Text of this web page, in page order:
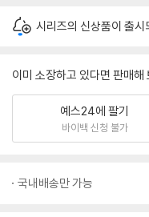
시리즈의 신상품이 출시
이미 소장하고 있다면 판매해
예스24에 팔기
바이백 신청 불가
국내배송만 가능